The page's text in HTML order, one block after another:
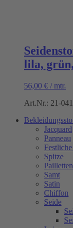
lila,
56,00 € / mtr.
Art.Nr.: 21-
Jacquard
Panneau
Spitze
Pailletten
Samt
Satin
Chiffon
Seide